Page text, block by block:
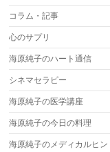
コラム・記事
心のサプリ
海原純子のハート通信
シネマセラピー
海原純子の医学講座
海原純子の今日の料理
海原純子のメディカルヒン